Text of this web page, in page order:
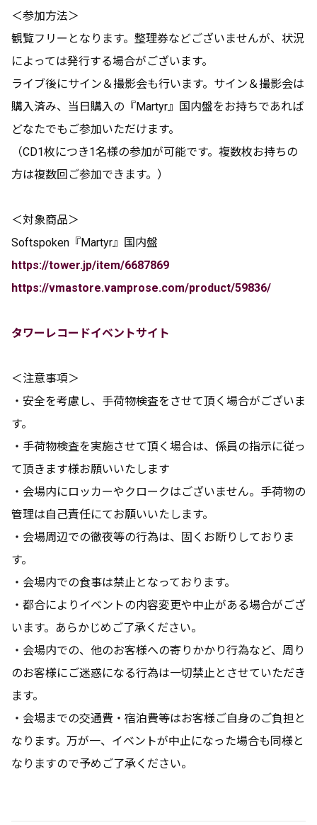
＜参加方法＞
観覧フリーとなります。整理券などございませんが、状況
によっては発行する場合がございます。
ライブ後にサイン＆撮影会も行います。サイン＆撮影会は
購入済み、当日購入の『Martyr』国内盤をお持ちであれば
どなたでもご参加いただけます。
（CD1枚につき1名様の参加が可能です。複数枚お持ちの
方は複数回ご参加できます。）
＜対象商品＞
Softspoken『Martyr』国内盤
https://tower.jp/item/6687869
https://vmastore.vamprose.com/product/59836/
タワーレコードイベントサイト
＜注意事項＞
・安全を考慮し、手荷物検査をさせて頂く場合がございま
す。
・手荷物検査を実施させて頂く場合は、係員の指示に従っ
て頂きます様お願いいたします
・会場内にロッカーやクロークはございません。手荷物の
管理は自己責任にてお願いいたします。
・会場周辺での徹夜等の行為は、固くお断りしておりま
す。
・会場内での食事は禁止となっております。
・都合によりイベントの内容変更や中止がある場合がござ
います。あらかじめご了承ください。
・会場内での、他のお客様への寄りかかり行為など、周り
のお客様にご迷惑になる行為は一切禁止とさせていただき
ます。
・会場までの交通費・宿泊費等はお客様ご自身のご負担と
なります。万が一、イベントが中止になった場合も同様と
なりますので予めご了承ください。